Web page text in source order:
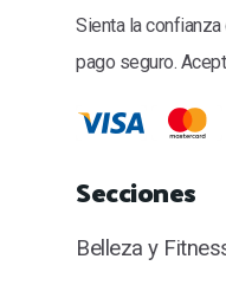
Sienta la
pago seguro.
Secciones
Belleza y